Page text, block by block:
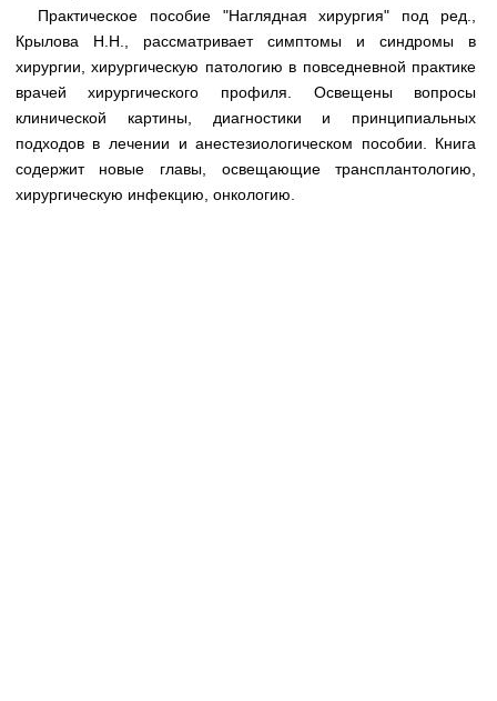
Научно-популярное
Статьи
Новости (244)
Медицинская стандартизация
Нормативы экстренной и неотложной помощи
Практическое пособие "Наглядная хирургия" под ред.,
Крылова Н.Н., рассматривает симптомы и синдромы в
хирургии, хирургическую патологию в повседневной практике
врачей хирургического профиля. Освещены вопросы
клинической картины, диагностики и принципиальных
подходов в лечении и анестезиологическом пособии. Книга
содержит новые главы, освещающие трансплантологию,
хирургическую инфекцию, онкологию.